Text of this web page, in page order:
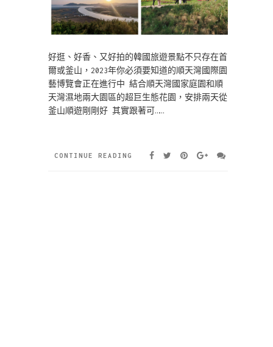
好逛、好香、又好拍的韓國旅遊景點不只存在首
爾或釜山，2023年你必須要知道的順天灣國際園
藝博覽會正在進行中 結合順天灣國家庭園和順
天灣濕地兩大園區的超巨生態花園，安排兩天從
釜山順遊剛剛好 其實跟著可……
CONTINUE READING